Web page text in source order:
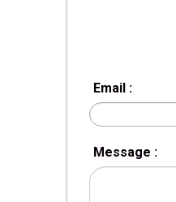
Email :
Message :